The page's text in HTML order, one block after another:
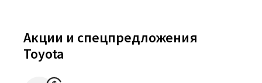
Акции и спецпредложения
Toyota